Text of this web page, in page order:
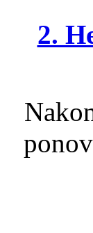
2.